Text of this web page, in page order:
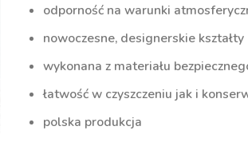
odporność na warunki
nowoczesne, designerskie kształty
wykonana z materiału
łatwość w czyszczeniu jak i
polska produkcja